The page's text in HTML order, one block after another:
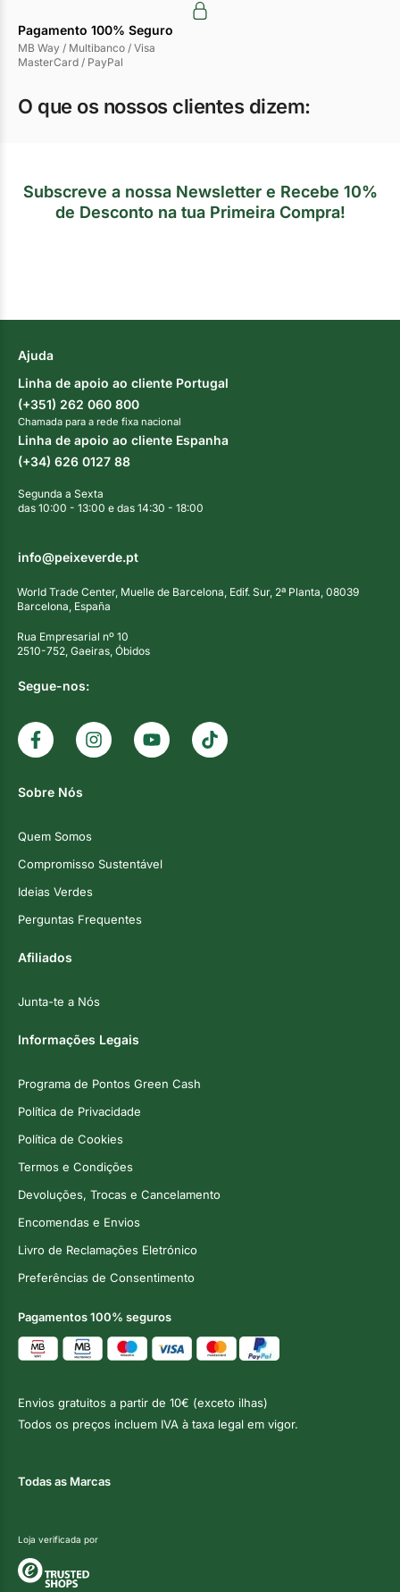
Pagamento 100% Seguro
MB Way / Multibanco / Visa
MasterCard / PayPal
O que os nossos clientes dizem:
Subscreve a nossa Newsletter e Recebe 10%
de Desconto na tua Primeira Compra!
Ajuda
Linha de apoio ao cliente Portugal
(+351) 262 060 800
Chamada para a rede fixa nacional
Linha de apoio ao cliente Espanha
(+34) 626 0127 88
Segunda a Sexta
das 10:00 - 13:00 e das 14:30 - 18:00
info@peixeverde.pt
World Trade Center, Muelle de Barcelona, Edif. Sur, 2ª Planta, 08039
Barcelona, España
Rua Empresarial nº 10
2510-752, Gaeiras, Óbidos
Segue-nos:
Sobre Nós
Quem Somos
Compromisso Sustentável
Ideias Verdes
Perguntas Frequentes
Afiliados
Junta-te a Nós
Informações Legais
Programa de Pontos Green Cash
Política de Privacidade
Política de Cookies
Termos e Condições
Devoluções, Trocas e Cancelamento
Encomendas e Envios
Livro de Reclamações Eletrónico
Preferências de Consentimento
Pagamentos 100% seguros
Envios gratuitos a partir de 10€ (exceto ilhas)
Todos os preços incluem IVA à taxa legal em vigor.
Todas as Marcas
Loja verificada por